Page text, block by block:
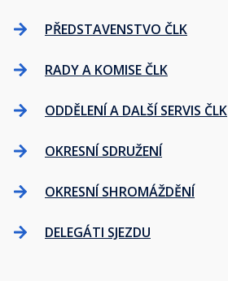
PŘEDSTAVENSTVO ČLK
RADY A KOMISE ČLK
ODDĚLENÍ A DALŠÍ SERVIS ČLK
OKRESNÍ SDRUŽENÍ
OKRESNÍ SHROMÁŽDĚNÍ
DELEGÁTI SJEZDU